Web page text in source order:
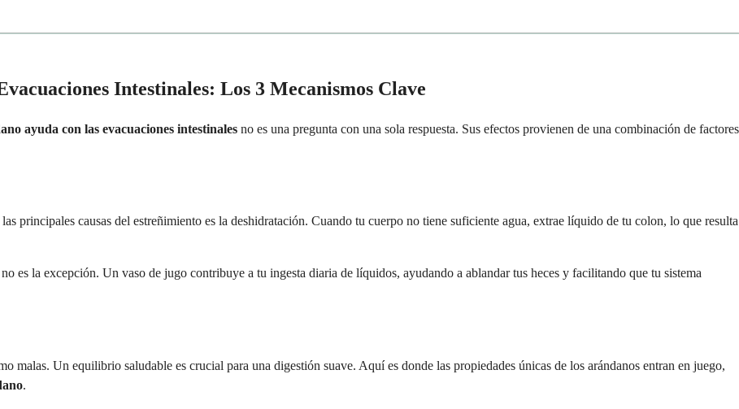
Intestinales: Los 3 Mecanismos Clave
ayuda con las evacuaciones intestinales no es una pregunta con una sola respuesta. Sus efectos provienen de una combinación de factores
principales causas del estreñimiento es la deshidratación. Cuando tu cuerpo no tiene suficiente agua, extrae líquido de tu colon, lo que resulta
es la excepción. Un vaso de jugo contribuye a tu ingesta diaria de líquidos, ayudando a ablandar tus heces y facilitando que tu sistema
malas. Un equilibrio saludable es crucial para una digestión suave. Aquí es donde las propiedades únicas de los arándanos entran en juego,
.